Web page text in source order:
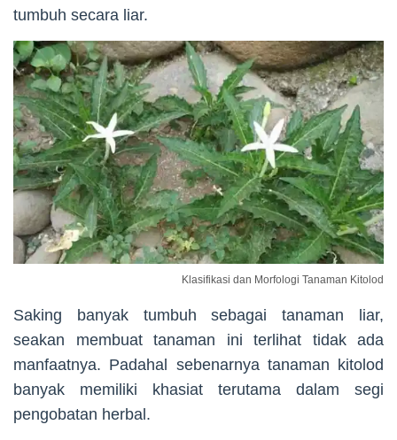
tumbuh secara liar.
Klasifikasi dan Morfologi Tanaman Kitolod
Saking banyak tumbuh sebagai tanaman liar,
seakan membuat tanaman ini terlihat tidak ada
manfaatnya. Padahal sebenarnya tanaman kitolod
banyak memiliki khasiat terutama dalam segi
pengobatan herbal.